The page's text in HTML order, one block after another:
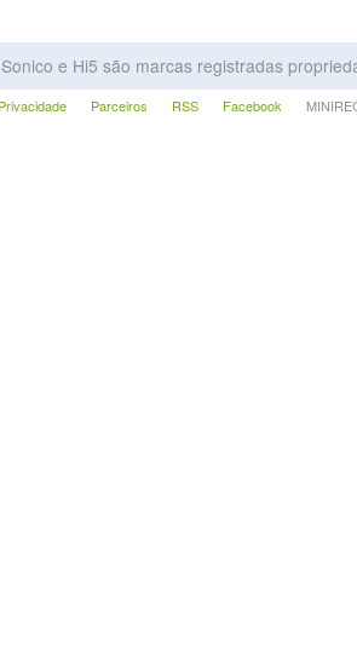
e Hi5 são marcas registradas
Parceiros RSS Facebook